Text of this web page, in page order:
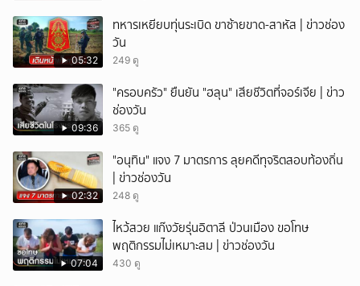
05:32
ทหารเหยียบทุ่นระเบิด ขาซ้ายขาด-สาหัส | ข่าวช่อง
วัน
249 ดู
09:36
"ครอบครัว" ยืนยัน "ฮลุน" เสียชีวิตที่จอร์เจีย | ข่าว
ช่องวัน
365 ดู
02:32
"อนุทิน" แจง 7 มาตรการ ลุยคดีทุจริตสอบท้องถิ่น
| ข่าวช่องวัน
248 ดู
07:04
ไหว้สวย แก๊งวัยรุ่นอิตาลี ป่วนเมือง ขอโทษ
พฤติกรรมไม่เหมาะสม | ข่าวช่องวัน
430 ดู